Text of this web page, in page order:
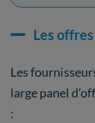
Les
Les
large panel
: